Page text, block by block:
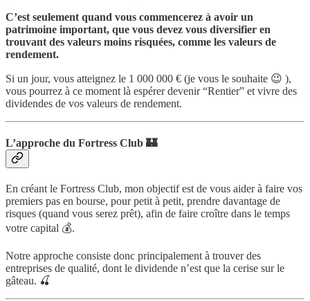
C’est seulement quand vous commencerez à avoir un
patrimoine important, que vous devez vous diversifier en
trouvant des valeurs moins risquées, comme les valeurs de
rendement.
Si un jour, vous atteignez le 1 000 000 € (je vous le souhaite 😉 ),
vous pourrez à ce moment là espérer devenir “Rentier” et vivre des
dividendes de vos valeurs de rendement.
L’approche du Fortress Club 🏰
En créant le Fortress Club, mon objectif est de vous aider à faire vos
premiers pas en bourse, pour petit à petit, prendre davantage de
risques (quand vous serez prêt), afin de faire croître dans le temps
votre capital 💰.
Notre approche consiste donc principalement à trouver des
entreprises de qualité, dont le dividende n’est que la cerise sur le
gâteau. 🍒